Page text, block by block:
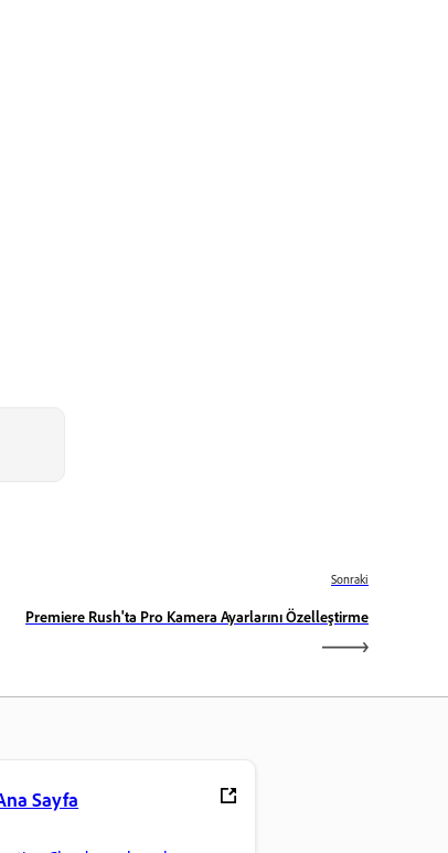
Sonraki
Premiere Rush'ta Pro Kamera Ayarlarını Özelleştirme
Sayfa